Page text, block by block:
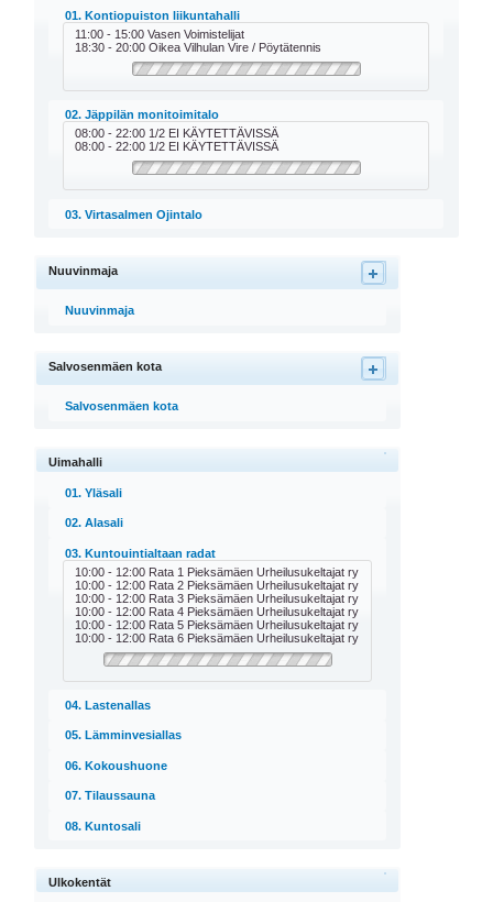
01. Kontiopuiston liikuntahalli
11:00 - 15:00 Vasen Voimistelijat
18:30 - 20:00 Oikea Vilhulan Vire / Pöytätennis
02. Jäppilän monitoimitalo
08:00 - 22:00 1/2 EI KÄYTETTÄVISSÄ
08:00 - 22:00 1/2 EI KÄYTETTÄVISSÄ
03. Virtasalmen Ojintalo
Nuuvinmaja
Nuuvinmaja
Salvosenmäen kota
Salvosenmäen kota
Uimahalli
01. Yläsali
02. Alasali
03. Kuntouintialtaan radat
10:00 - 12:00 Rata 1 Pieksämäen Urheilusukeltajat ry
10:00 - 12:00 Rata 2 Pieksämäen Urheilusukeltajat ry
10:00 - 12:00 Rata 3 Pieksämäen Urheilusukeltajat ry
10:00 - 12:00 Rata 4 Pieksämäen Urheilusukeltajat ry
10:00 - 12:00 Rata 5 Pieksämäen Urheilusukeltajat ry
10:00 - 12:00 Rata 6 Pieksämäen Urheilusukeltajat ry
04. Lastenallas
05. Lämminvesiallas
06. Kokoushuone
07. Tilaussauna
08. Kuntosali
Ulkokentät